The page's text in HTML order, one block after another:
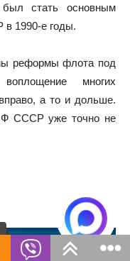
стать основным
1990-е годы.
реформы флота под
многих
а то и дольше.
СССР уже точно не